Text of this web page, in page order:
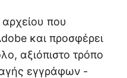
αρχείου που
και προσφέρει
αξιόπιστο τρόπο
εγγράφων -